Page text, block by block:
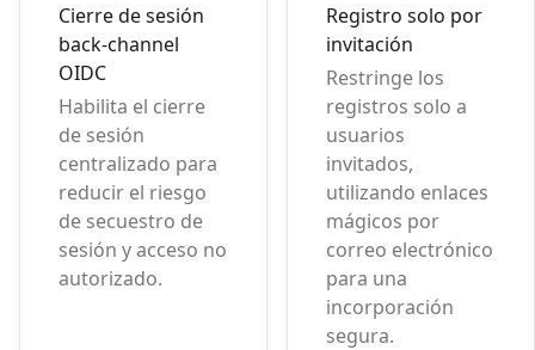
Cierre de sesión
back-channel
OIDC
Habilita el cierre
de sesión
centralizado para
reducir el riesgo
de secuestro de
sesión y acceso no
autorizado.
Registro solo por
invitación
Restringe los
registros solo a
usuarios
invitados,
utilizando enlaces
mágicos por
correo electrónico
para una
incorporación
segura.